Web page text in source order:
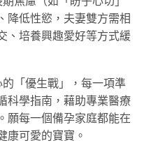
降低性慾，夫妻雙方需相
、培養興趣愛好等方式緩
「優生戰」，每一項準
科學指南，藉助專業醫療
願每一個備孕家庭都能在
康可愛的寶寶。